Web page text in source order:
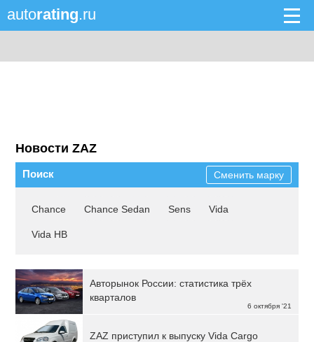
autorating.ru
Новости ZAZ
Поиск Сменить марку
Chance Chance Sedan Sens Vida
Vida HB
6 октября '21
Авторынок России: статистика трёх
кварталов
ZAZ приступил к выпуску Vida Cargo